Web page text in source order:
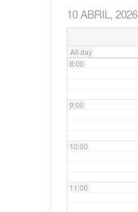
10 ABRIL, 2026
All-day
7:00
8:00
9:00
10:00
11:00